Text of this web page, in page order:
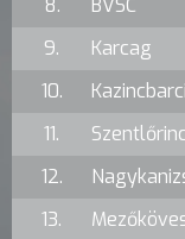
8.
BVSC
9.
Karcag
10.
11.
Szentlőrinc
12.
13.